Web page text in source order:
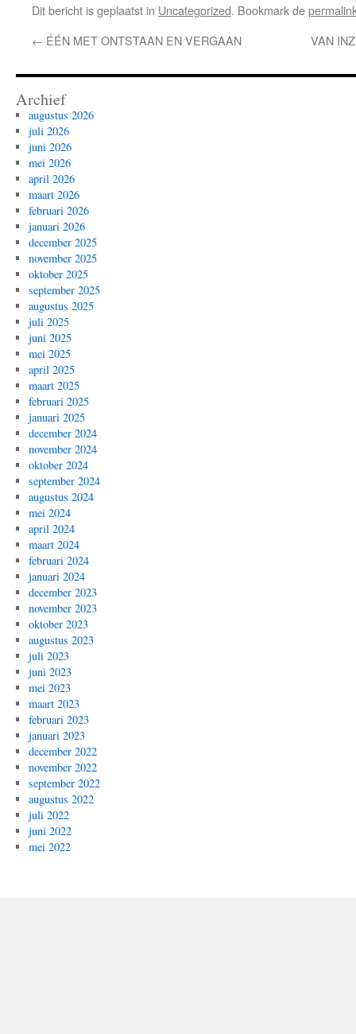
Dit bericht is geplaatst in Uncategorized. Bookmark de
← ÉÉN MET ONTSTAAN EN VERGAAN VAN
Archief
augustus 2026
juli 2026
juni 2026
mei 2026
april 2026
maart 2026
februari 2026
januari 2026
december 2025
november 2025
oktober 2025
september 2025
augustus 2025
juli 2025
juni 2025
mei 2025
april 2025
maart 2025
februari 2025
januari 2025
december 2024
november 2024
oktober 2024
september 2024
augustus 2024
mei 2024
april 2024
maart 2024
februari 2024
januari 2024
december 2023
november 2023
oktober 2023
augustus 2023
juli 2023
juni 2023
mei 2023
maart 2023
februari 2023
januari 2023
december 2022
november 2022
september 2022
augustus 2022
juli 2022
juni 2022
mei 2022